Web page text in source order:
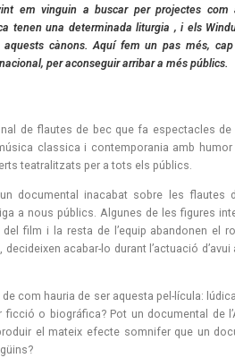
em vinguin a buscar per projectes com
tenen una determinada liturgia , i els
cànons. Aquí fem un pas més,
per aconseguir arribar a més públics.
de flautes de bec que fa espectacles de
classica i contemporania amb
teatralitzats per a tots els públics.
documental inacabat sobre les flautes
a nous públics. Algunes de les figures
film i la resta de l’equip abandonen el
acabar-lo durant l’actuació d’avui
com hauria de ser aquesta pel-lícula:
ficció o biográfica? Pot un documental de
el mateix efecte somnifer que un